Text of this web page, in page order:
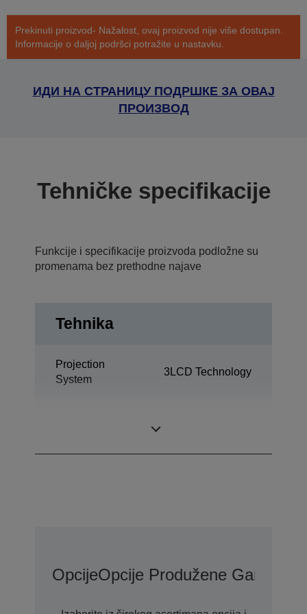
Prekinuti proizvod- Nažalost, ovaj proizvod nije više dostupan.
Informacije o daljoj podršci potražite u nastavku.
ИДИ НА СТРАНИЦУ ПОДРШКЕ ЗА ОВАЈ
ПРОИЗВОД
Tehničke specifikacije
Funkcije i specifikacije proizvoda podložne su
promenama bez prethodne najave
Tehnika
Projection
System
3LCD Technology
OpcijeOpcije Produžene